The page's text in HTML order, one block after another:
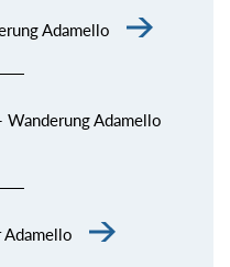
Adamello
Adamello